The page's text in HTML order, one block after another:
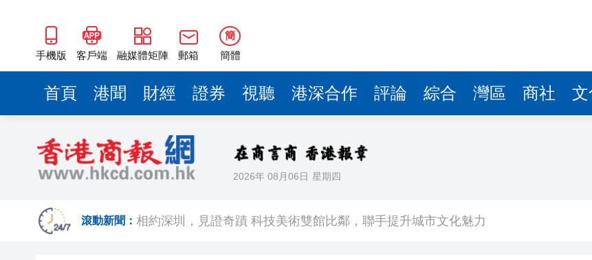
手機版 客戶端 融媒體矩陣 郵箱
簡
簡體
首頁 港聞 財經 證券 視聽 港深合作 評論 綜合 灣區 商社 文
2026年 08月06日 星期四
滾動新聞：
相約深圳，見證奇蹟 科技美術雙館比鄰，聯手提升城市文化魅力